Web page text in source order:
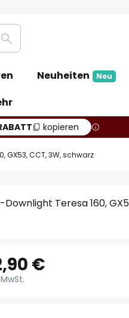
Suche
Neuheiten Neu
kopieren
GX53, CCT, 3W, schwarz
Downlight Teresa 160,
€